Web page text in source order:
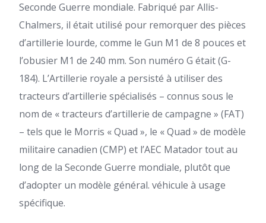
Seconde Guerre mondiale. Fabriqué par Allis-
Chalmers, il était utilisé pour remorquer des pièces
d’artillerie lourde, comme le Gun M1 de 8 pouces et
l’obusier M1 de 240 mm. Son numéro G était (G-
184). L’Artillerie royale a persisté à utiliser des
tracteurs d’artillerie spécialisés – connus sous le
nom de « tracteurs d’artillerie de campagne » (FAT)
– tels que le Morris « Quad », le « Quad » de modèle
militaire canadien (CMP) et l’AEC Matador tout au
long de la Seconde Guerre mondiale, plutôt que
d’adopter un modèle général. véhicule à usage
spécifique.